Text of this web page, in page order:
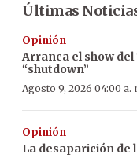
Últimas
Opinión
Arranca el show del
“shutdown”
Agosto 9, 2026 04:00 a.
Opinión
La desaparición de